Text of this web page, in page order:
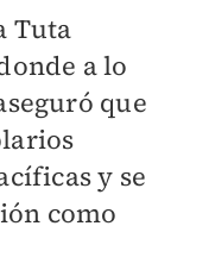
Tuta
a lo
que
y se
como